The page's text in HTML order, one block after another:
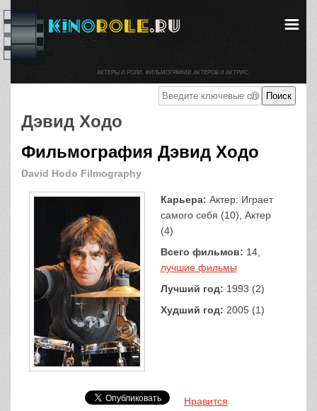
Дэвид Ходо
Фильмография Дэвид Ходо
David Hodo Filmography
Карьера: Актер: Играет
самого себя (10), Актер
(4)
Всего фильмов: 14,
лучшие фильмы
Лучший год: 1993 (2)
Худший год: 2005 (1)
Нравится
АКТЕРЫ И РОЛИ. ФИЛЬМОГРАФИИ АКТЕРОВ И АКТРИС.